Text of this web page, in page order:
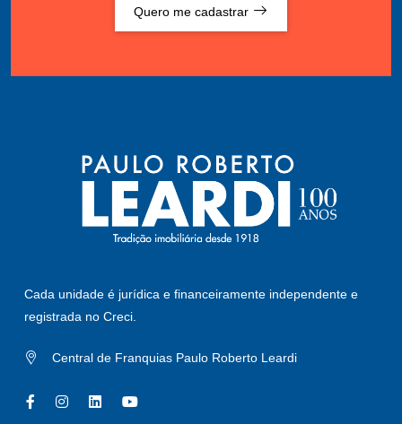
Quero me cadastrar
Cada unidade é jurídica e financeiramente independente e
registrada no Creci.
Central de Franquias Paulo Roberto Leardi